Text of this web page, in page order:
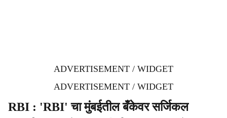
ADVERTISEMENT / WIDGET
ADVERTISEMENT / WIDGET
RBI : 'RBI' चा मुंबईतील बँकेवर सर्जिकल